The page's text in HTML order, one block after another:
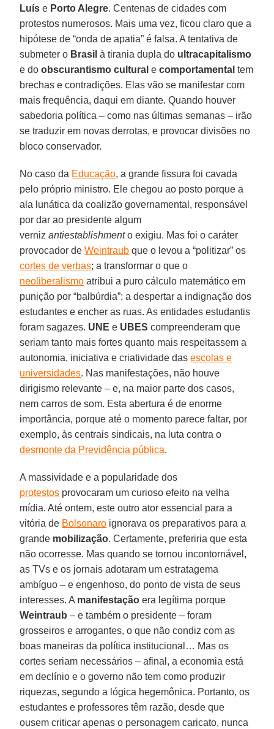
Luís e Porto Alegre. Centenas de cidades com
protestos numerosos. Mais uma vez, ficou claro que a
hipótese de “onda de apatia” é falsa. A tentativa de
submeter o Brasil à tirania dupla do ultracapitalismo
e doobscurantismo cultural ecomportamental tem
brechas e contradições. Elas vão se manifestar com
mais frequência, daqui em diante. Quando houver
sabedoria política – como nas últimas semanas – irão
se traduzir em novas derrotas, e provocar divisões no
bloco conservador.
No caso da Educação, a grande fissura foi cavada
pelo próprio ministro. Ele chegou ao posto porque a
ala lunática da coalizão governamental, responsável
por dar ao presidente algum
vernizantiestablishmento exigiu. Mas foi o caráter
provocador deWeintraub que o levou a “politizar” os
cortes de verbas; a transformar o que o
neoliberalismo atribui a puro cálculo matemático em
punição por “balbúrdia”; a despertar a indignação dos
estudantes e encher as ruas. As entidades estudantis
foram sagazes. UNEe UBEScompreenderam que
seriam tanto mais fortes quanto mais respeitassem a
autonomia, iniciativa e criatividade dasescolas e
universidades. Nas manifestações, não houve
dirigismo relevante – e, na maior parte dos casos,
nem carros de som. Esta abertura é de enorme
importância, porque até o momento parece faltar, por
exemplo, às centrais sindicais, na luta contra o
desmonte da Previdência pública.
A massividade e a popularidade dos
protestos provocaram um curioso efeito na velha
mídia. Até ontem, este outro ator essencial para a
vitória de Bolsonaro ignorava os preparativos para a
grande mobilização. Certamente, preferiria que esta
não ocorresse. Mas quando se tornou incontornável,
as TVs e os jornais adotaram um estratagema
ambíguo – e engenhoso, do ponto de vista de seus
interesses. A manifestação era legítima porque
Weintraub – e também o presidente – foram
grosseiros e arrogantes, o que não condiz com as
boas maneiras da política institucional… Mas os
cortes seriam necessários – afinal, a economia está
em declínio e o governo não tem como produzir
riquezas, segundo a lógica hegemônica. Portanto, os
estudantes e professores têm razão, desde que
ousem criticar apenas o personagem caricato, nunca